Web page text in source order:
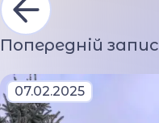
Попередній запис
07.02.2025